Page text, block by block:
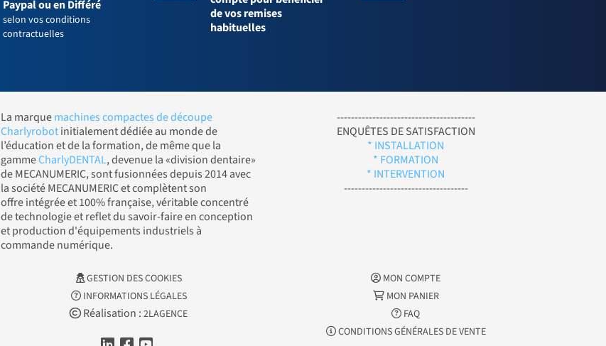
Paypal ou en Différé
selon vos conditions
contractuelles
de vos remises
habituelles
La marquemachines compactes de découpe
Charlyrobotinitialement dédiée au monde de
l’éducation et de la formation, de même que la
gammeCharlyDENTAL, devenue la «division dentaire»
de MECANUMERIC, sont fusionnées depuis 2014 avec
la société MECANUMERIC et complètent son
offre intégrée et 100% française, véritable concentré
de technologie et reflet du savoir-faire en conception
et production d'équipements industriels à
commande numérique.
---------------------------------------
ENQUÊTES DE SATISFACTION
* INSTALLATION
* FORMATION
* INTERVENTION
-----------------------------------
GESTION DES COOKIES
INFORMATIONS LÉGALES
Réalisation : 2LAGENCE
MON COMPTE
MON PANIER
FAQ
CONDITIONS GÉNÉRALES DE VENTE